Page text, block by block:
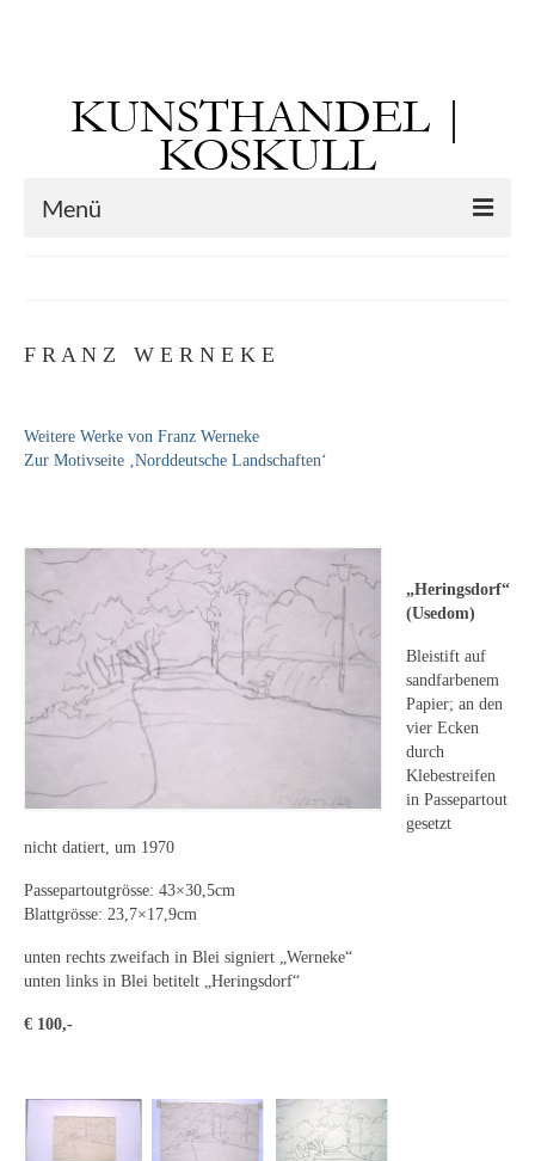
KUNSTHANDEL |
KOSKULL
Menü
– 02.06.1851 ebd.)
George Paice
Johann Georg Strobel
Ludwig Martin Wilberg
Weitere Künstler nach 1945
Kunst 1900-1945
Walter Becker
Ernst Geitlinger
Wilhelm von Hillern-Flinsch
Paul Segieth
F R A N Z W E R N E K E
Weitere Werke von Franz Werneke
Zur Motivseite ‚Norddeutsche Landschaften‘
„Heringsdorf“
(Usedom)
Bleistift auf
sandfarbenem
Papier; an den
vier Ecken
durch
Klebestreifen
in Passepartout
gesetzt
nicht datiert, um 1970
Passepartoutgrösse: 43×30,5cm
Blattgrösse: 23,7×17,9cm
unten rechts zweifach in Blei signiert „Werneke“
unten links in Blei betitelt „Heringsdorf“
€ 100,-